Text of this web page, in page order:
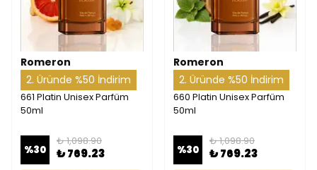
Romeron
2. Üründe %50 İndirim
661 Platin Unisex Parfüm
50ml
%30
₺ 1,098.90
₺ 769.23
Romeron
2. Üründe %50 İndirim
660 Platin Unisex Parfüm
50ml
%30
₺ 1,098.90
₺ 769.23